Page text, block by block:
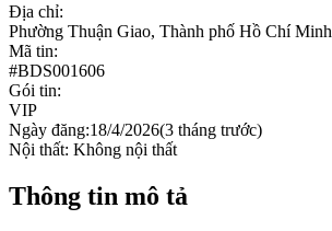
Địa chỉ:
Phường Thuận Giao, Thành phố Hồ Chí Minh
Mã tin:
#BDS001606
Gói tin:
VIP
Ngày đăng:18/4/2026(3 tháng trước)
Nội thất: Không nội thất
Thông tin mô tả